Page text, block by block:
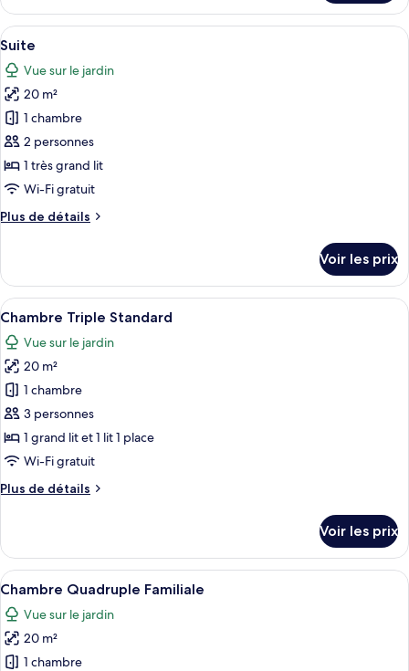
le
type
de
chambre
Chambre
Double
Standard
Afficher
toutes
les
photos
pour
ce
type
de
chambre :
Suite
Un lit bien fait, agrémenté d’une
8
Suite
Vue sur le jardin
20 m²
1 chambre
2 personnes
1 très grand lit
Wi-Fi gratuit
Plus de détails
Plus
le
type
de
chambre
Suite
Voir les prix
Afficher
toutes
les
photos
pour
ce
type
de
chambre :
Chambre
Chambre Triple Standard | Espace
7
Chambre Triple Standard
Vue sur le jardin
20 m²
1 chambre
3 personnes
1 grand lit et 1 lit 1 place
Wi-Fi gratuit
Plus de détails
Plus
le
type
de
chambre
Chambre
Triple
Standard
Voir les prix
Afficher
toutes
les
photos
pour
Une chambre d’hôtel avec deux
9
Chambre Quadruple Familiale
Vue sur le jardin
20 m²
1 chambre